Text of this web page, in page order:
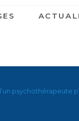
psychothérapeute